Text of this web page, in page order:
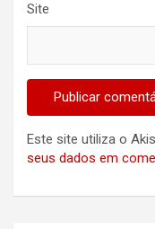
Site
Este site utiliza o
seus dados em